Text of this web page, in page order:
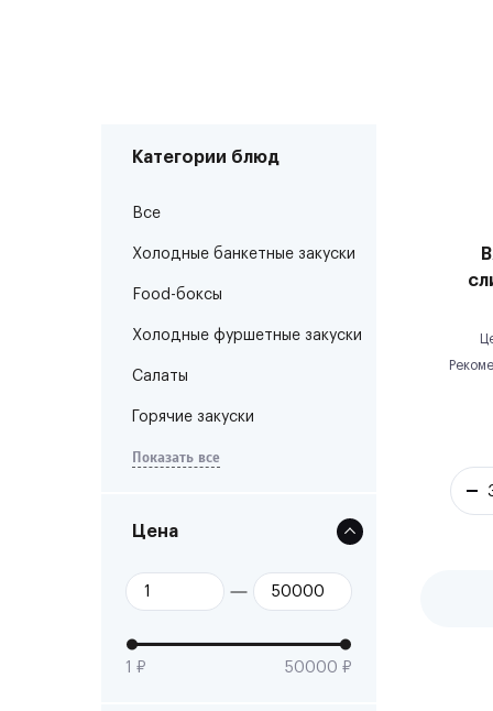
Категории блюд
Все
Холодные банкетные закуски
Food-боксы
Холодные фуршетные закуски
Салаты
Горячие закуски
Показать все
Цена
1 ₽ 50000 ₽